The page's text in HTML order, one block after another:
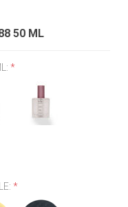
50 ML
*
*